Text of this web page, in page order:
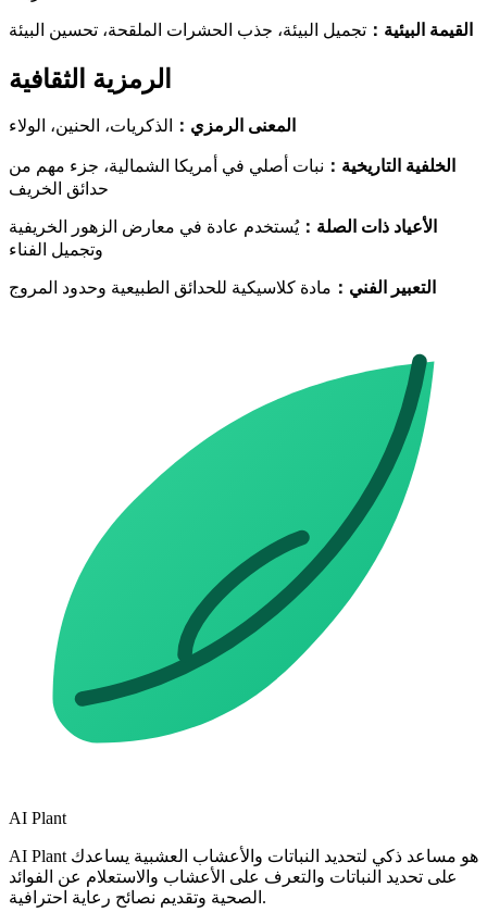
القيمة البيئية ： تجميل البيئة، جذب الحشرات الملقحة، تحسين البيئة
الرمزية الثقافية
المعنى الرمزي ： الذكريات، الحنين، الولاء
الخلفية التاريخية ： نبات أصلي في أمريكا الشمالية، جزء مهم من
حدائق الخريف
الأعياد ذات الصلة ：يُستخدم عادة في معارض الزهور الخريفية
وتجميل الفناء
التعبير الفني ： مادة كلاسيكية للحدائق الطبيعية وحدود المروج
AI Plant
AI Plant هو مساعد ذكي لتحديد النباتات والأعشاب العشبية يساعدك
على تحديد النباتات والتعرف على الأعشاب والاستعلام عن الفوائد
الصحية وتقديم نصائح رعاية احترافية.